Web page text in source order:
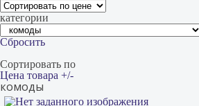
категории
Сбросить
Сортировать по
Цена товара +/-
комоды